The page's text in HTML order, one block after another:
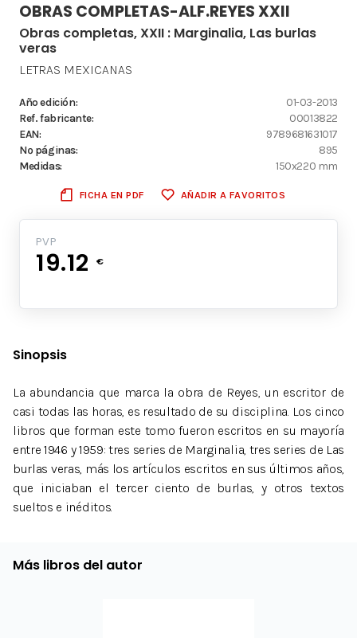
OBRAS COMPLETAS-ALF.REYES XXII
Obras completas, XXII : Marginalia, Las burlas
veras
LETRAS MEXICANAS
Año edición:
01-03-2013
Ref. fabricante:
00013822
EAN:
9789681631017
Nº páginas:
895
Medidas:
150x220 mm
FICHA EN PDF AÑADIR A FAVORITOS
PVP
19.12 €
Sinopsis
La abundancia que marca la obra de Reyes, un escritor de
casi todas las horas, es resultado de su disciplina. Los cinco
libros que forman este tomo fueron escritos en su mayoría
entre 1946 y 1959: tres series de Marginalia, tres series de Las
burlas veras, más los artículos escritos en sus últimos años,
que iniciaban el tercer ciento de burlas, y otros textos
sueltos e inéditos.
Más libros del autor